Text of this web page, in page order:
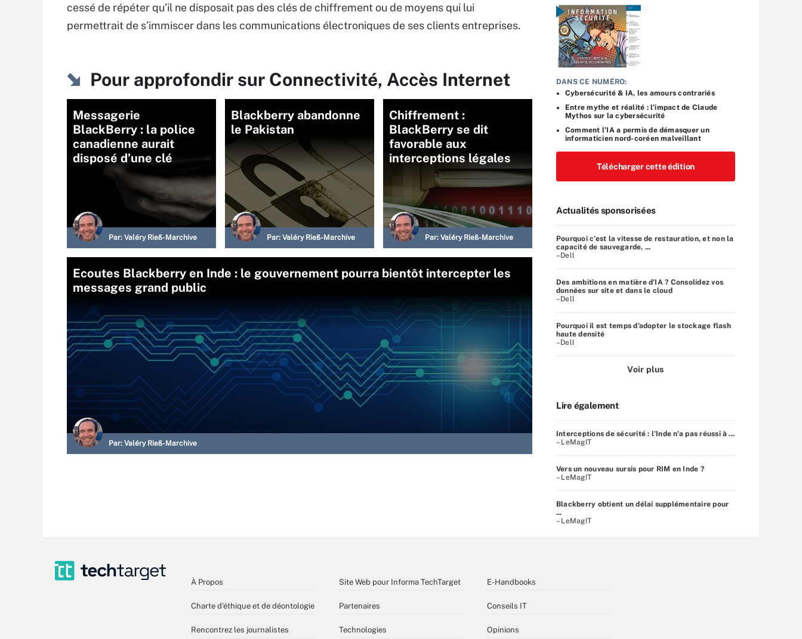
cessé de répéter qu’il ne disposait pas des clés de chiffrement ou de moyens qui lui
permettrait de s’immiscer dans les communications électroniques de ses clients entreprises.
Pour approfondir sur Connectivité, Accès Internet
Messagerie
BlackBerry : la police
canadienne aurait
disposé d’une clé
Par: Valéry Rieß-Marchive
Blackberry abandonne
le Pakistan
Par: Valéry Rieß-Marchive
Chiffrement :
BlackBerry se dit
favorable aux
interceptions légales
Par: Valéry Rieß-Marchive
Ecoutes Blackberry en Inde : le gouvernement pourra bientôt intercepter les
messages grand public
Par: Valéry Rieß-Marchive
DANS CE NUMÉRO:
Cybersécurité & IA, les amours contrariés
Entre mythe et réalité : l’impact de Claude
Mythos sur la cybersécurité
Comment l’IA a permis de démasquer un
informaticien nord-coréen malveillant
Télécharger cette édition
Actualités sponsorisées
Pourquoi c’est la vitesse de restauration, et non la
capacité de sauvegarde, ...
–Dell
Des ambitions en matière d'IA ? Consolidez vos
données sur site et dans le cloud
–Dell
Pourquoi il est temps d’adopter le stockage flash
haute densité
–Dell
Voir plus
Lire également
Interceptions de sécurité : l'Inde n'a pas réussi à ...
– LeMagIT
Vers un nouveau sursis pour RIM en Inde ?
– LeMagIT
Blackberry obtient un délai supplémentaire pour
...
– LeMagIT
À Propos
Charte d’éthique et de déontologie
Rencontrez les journalistes
Site Web pour Informa TechTarget
Partenaires
Technologies
E-Handbooks
Conseils IT
Opinions